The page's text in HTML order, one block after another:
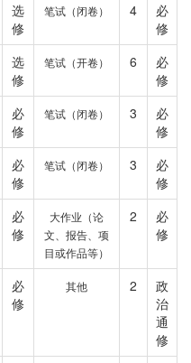
选
修
笔试（闭卷） 4
必
修
选
修
笔试（开卷） 6
必
修
必
修
笔试（闭卷） 3
必
修
必
修
笔试（闭卷） 3
必
修
必
修
大作业（论
文、报告、项
目或作品等）
2
必
修
必
修
其他 2
政
治
通
修